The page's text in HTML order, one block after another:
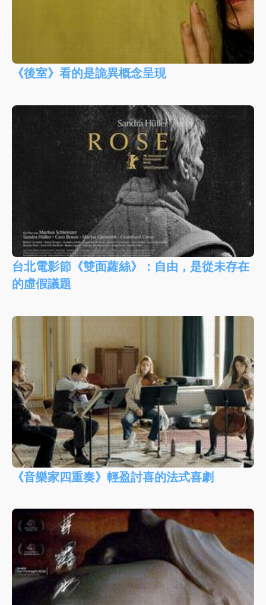
《後室》看的是詭異概念呈現
台北電影節《雙面蘿絲》：自由，是從未存在
的虛假議題
《音樂家四重奏》輕盈討喜的法式喜劇